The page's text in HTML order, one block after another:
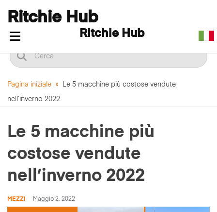
Ritchie Hub
Mostra/nascondi navigazione
Ritchie Hub
Pagina iniziale » Le 5 macchine più costose vendute
nell’inverno 2022
Le 5 macchine più
costose vendute
nell’inverno 2022
MEZZI Maggio 2, 2022